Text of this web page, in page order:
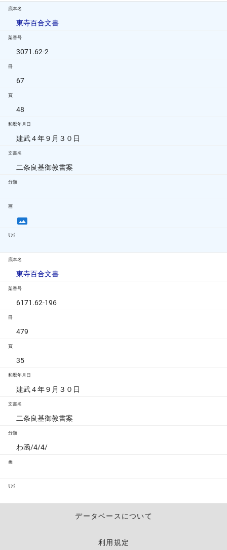
底本名
東寺百合文書
架番号
3071.62-2
冊
67
頁
48
和暦年月日
建武４年９月３０日
文書名
二条良基御教書案
分類
画
ﾘﾝｸ
底本名
東寺百合文書
架番号
6171.62-196
冊
479
頁
35
和暦年月日
建武４年９月３０日
文書名
二条良基御教書案
分類
わ函/4/4/
画
ﾘﾝｸ
データベースについて
利用規定